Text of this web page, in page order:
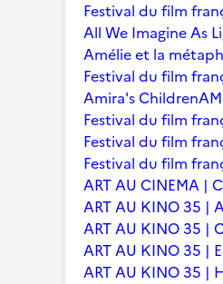
Festival du film
All We Imagine As
Amélie et la
Festival du film
Amira's Children
Festival du film
Festival du film
Festival du film
ART AU CINEMA |
ART AU KINO 35 |
ART AU KINO 35 |
ART AU KINO 35 |
ART AU KINO 35 |